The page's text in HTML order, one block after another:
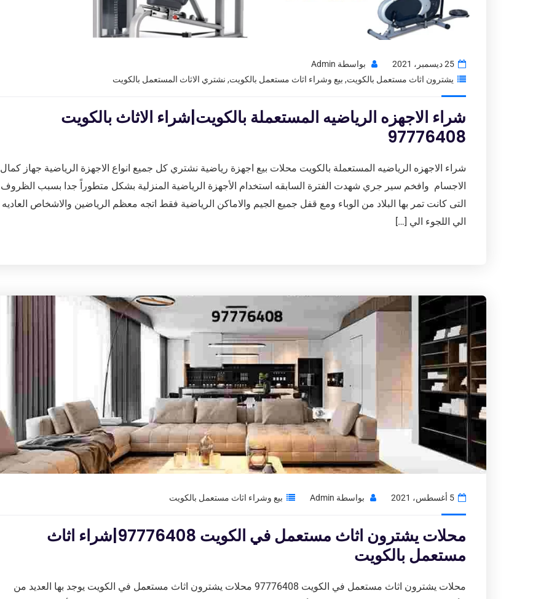
25 ديسمبر، 2021 بواسطة Admin
يشترون اثاث مستعمل بالكويت, بيع وشراء اثاث مستعمل بالكويت, نشتري الاثاث المستعمل بالكويت
شراء الاجهزه الرياضيه المستعملة بالكويت|شراء الاثاث بالكويت
97776408
شراء الاجهزه الرياضيه المستعملة بالكويت محلات بيع اجهزة رياضية نشتري كل جميع انواع الاجهزة الرياضية جهاز كمال
الاجسام وافخم سير جري شهدت الفترة السابقه استخدام الأجهزة الرياضية المنزلية بشكل متطوراً جدا بسبب الظروف
التى كانت تمر بها البلاد من الوباء ومع قفل جميع الجيم والاماكن الرياضية فقط اتجه معظم الرياضين والاشخاص العاديه
الي اللجوء الي […]
5 أغسطس، 2021 بواسطة Admin بيع وشراء اثاث مستعمل بالكويت
محلات يشترون اثاث مستعمل في الكويت 97776408|شراء اثاث
مستعمل بالكويت
محلات يشترون اثاث مستعمل في الكويت 97776408 محلات يشترون اثاث مستعمل في الكويت يوجد بها العديد من